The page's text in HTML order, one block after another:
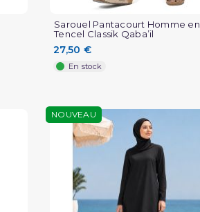
Sarouel Pantacourt Homme en
Tencel Classik Qaba’il
27,50 €
En stock
NOUVEAU